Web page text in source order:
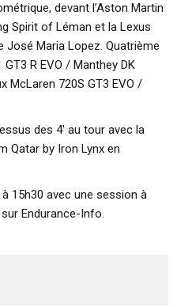
devant l’Aston Martin
Spirit of Léman et la Lexus
José Maria Lopez. Quatrième
R EVO / Manthey DK
McLaren 720S GT3 EVO /
des 4' au tour avec la
Qatar by Iron Lynx en
15h30 avec une session à
Endurance-Info.